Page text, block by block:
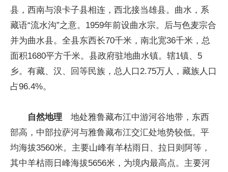
县，西南与浪卡子县相连，西北接当雄县。曲水，系
藏语“流水沟”之意。1959年前设曲水宗。后与色麦宗合
并为曲水县。全县东西长70千米，南北宽36千米，总
面积1680平方千米。县政府驻地曲水镇。辖1镇、5
乡。有藏、汉、回等民族，总人口2.75万人，藏族人口
占96.4%。
自然地理 地处雅鲁藏布江中游河谷地带，东西
部高，中部拉萨河与雅鲁藏布江交汇处地势较低。平
均海拔3560米。主要山峰有羊枯雨日、拉日则阿等，
其中羊枯雨日峰海拔5656米，为境内最高点。主要河